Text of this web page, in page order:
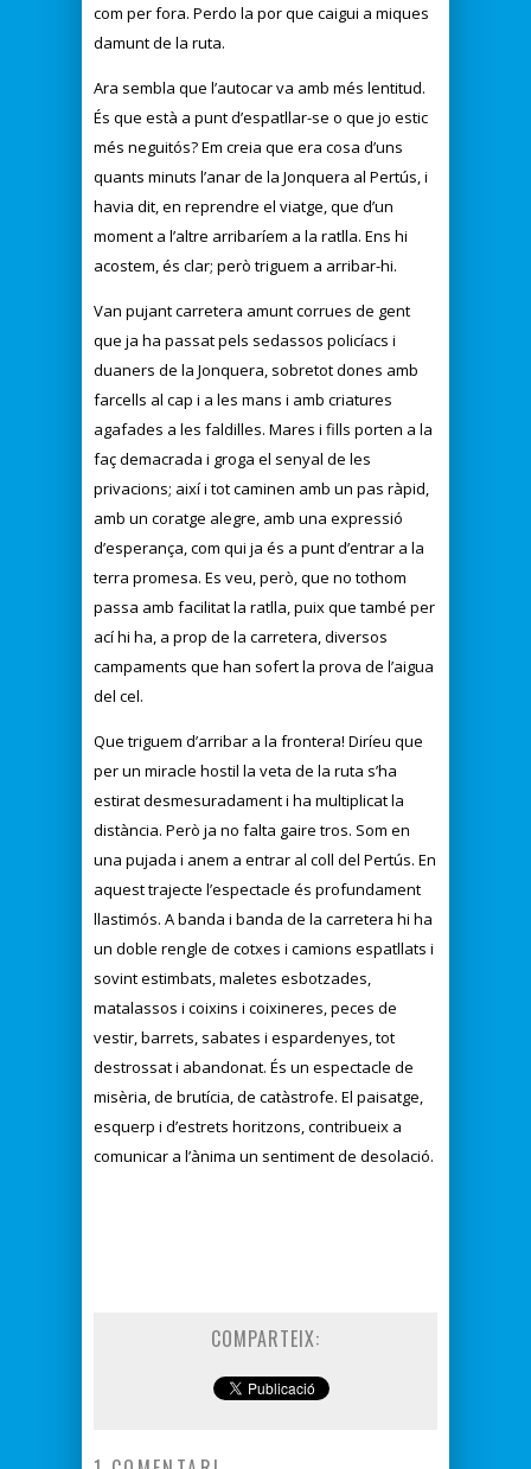
com per fora. Perdo la por que caigui a miques
damunt de la ruta.
Ara sembla que l’autocar va amb més lentitud.
És que està a punt d’espatllar-se o que jo estic
més neguitós? Em creia que era cosa d’uns
quants minuts l’anar de la Jonquera al Pertús, i
havia dit, en reprendre el viatge, que d’un
moment a l’altre arribaríem a la ratlla. Ens hi
acostem, és clar; però triguem a arribar-hi.
Van pujant carretera amunt corrues de gent
que ja ha passat pels sedassos policíacs i
duaners de la Jonquera, sobretot dones amb
farcells al cap i a les mans i amb criatures
agafades a les faldilles. Mares i fills porten a la
faç demacrada i groga el senyal de les
privacions; així i tot caminen amb un pas ràpid,
amb un coratge alegre, amb una expressió
d’esperança, com qui ja és a punt d’entrar a la
terra promesa. Es veu, però, que no tothom
passa amb facilitat la ratlla, puix que també per
ací hi ha, a prop de la carretera, diversos
campaments que han sofert la prova de l’aigua
del cel.
Que triguem d’arribar a la frontera! Diríeu que
per un miracle hostil la veta de la ruta s’ha
estirat desmesuradament i ha multiplicat la
distància. Però ja no falta gaire tros. Som en
una pujada i anem a entrar al coll del Pertús. En
aquest trajecte l’espectacle és profundament
llastimós. A banda i banda de la carretera hi ha
un doble rengle de cotxes i camions espatllats i
sovint estimbats, maletes esbotzades,
matalassos i coixins i coixineres, peces de
vestir, barrets, sabates i espardenyes, tot
destrossat i abandonat. És un espectacle de
misèria, de brutícia, de catàstrofe. El paisatge,
esquerp i d’estrets horitzons, contribueix a
comunicar a l’ànima un sentiment de desolació.
COMPARTEIX: